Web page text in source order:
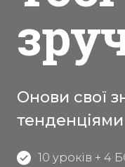
Онови свої
10 уроків +